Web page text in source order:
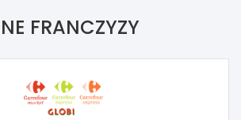
FRANCZYZY